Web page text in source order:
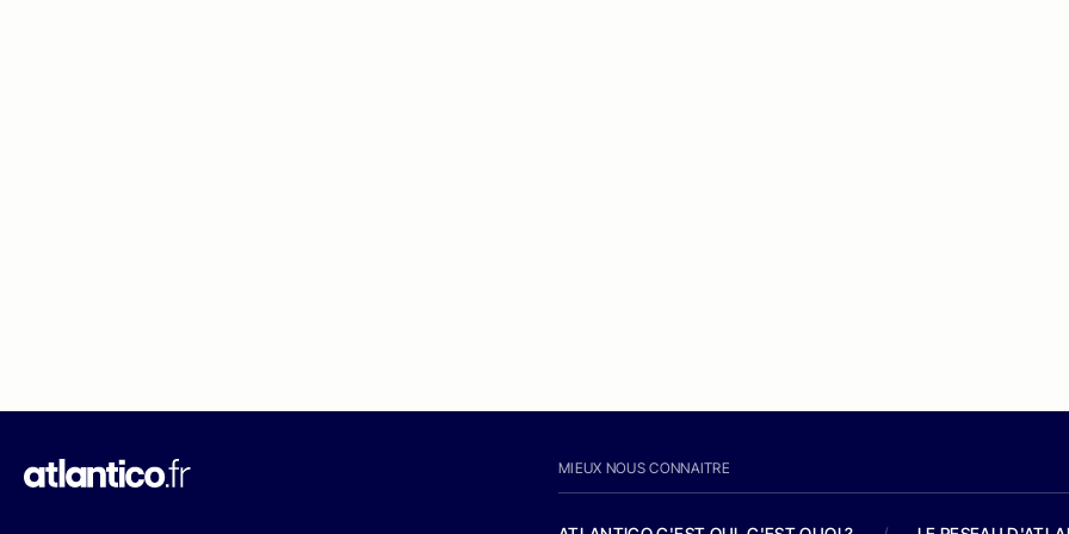
MIEUX NOUS CONNAITRE